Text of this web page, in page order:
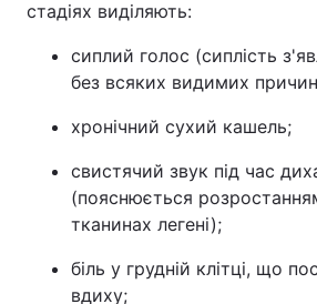
Тема оформлення
стадіях виділяють:
сиплий голос (сиплість
без всяких видимих
хронічний сухий кашель;
свистячий звук під час
(пояснюється
тканинах легені);
біль у грудній клітці, що
вдиху;